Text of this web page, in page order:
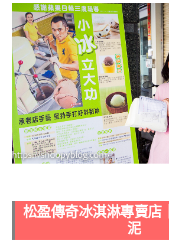
松盈傳奇冰淇淋專賣店
泥